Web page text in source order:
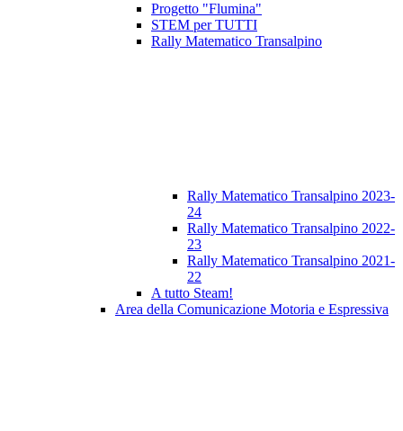
Progetto "Flumina"
STEM per TUTTI
Rally Matematico Transalpino
Rally Matematico Transalpino 2023-
24
Rally Matematico Transalpino 2022-
23
Rally Matematico Transalpino 2021-
22
A tutto Steam!
Area della Comunicazione Motoria e Espressiva